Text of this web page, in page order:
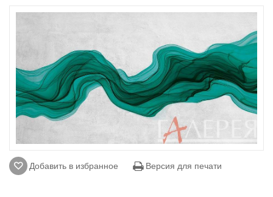
Добавить в избранное Версия для печати